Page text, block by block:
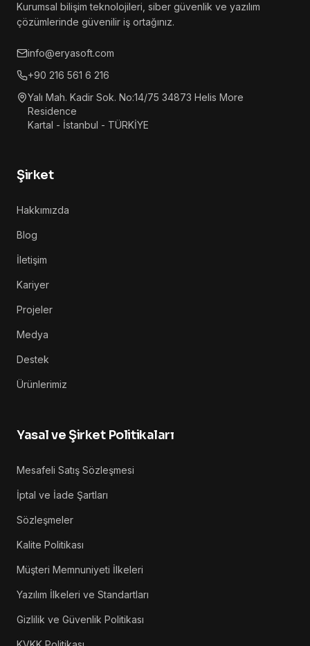
Kurumsal bilişim teknolojileri, siber güvenlik ve yazılım
çözümlerinde güvenilir iş ortağınız.
info@eryasoft.com
+90 216 561 6 216
Yalı Mah. Kadir Sok. No:14/75 34873 Helis More
Residence
Kartal - İstanbul - TÜRKİYE
Şirket
Hakkımızda
Blog
İletişim
Kariyer
Projeler
Medya
Destek
Ürünlerimiz
Yasal ve Şirket Politikaları
Mesafeli Satış Sözleşmesi
İptal ve İade Şartları
Sözleşmeler
Kalite Politikası
Müşteri Memnuniyeti İlkeleri
Yazılım İlkeleri ve Standartları
Gizlilik ve Güvenlik Politikası